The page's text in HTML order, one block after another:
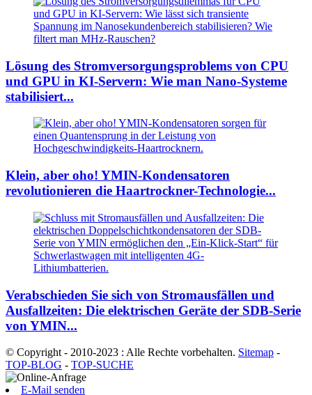
Lösung des Stromversorgungsproblems von CPU
und GPU in KI-Servern: Wie man Nano-Systeme
stabilisiert...
Klein, aber oho! YMIN-Kondensatoren
revolutionieren die Haartrockner-Technologie...
Verabschieden Sie sich von Stromausfällen und
Ausfallzeiten: Die elektrischen Geräte der SDB-Serie
von YMIN...
© Copyright - 2010-2023 : Alle Rechte vorbehalten. Sitemap -
TOP-BLOG - TOP-SUCHE
E-Mail senden